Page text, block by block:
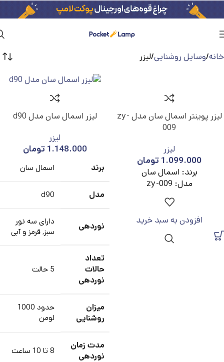
خانه وسایل روشنایی لیزر
لیزر پوینتر اسمال سان مدل zy-
009
لیزر
1.099.000 تومان
برند: اسمال سان
مدل: zy-009
افزودن به سبد خرید
لیزر اسمال سان مدل d90
لیزر
1.148.000 تومان
برند اسمال سان
مدل d90
نوردهی
دارای سه نور
سبز, قرمز و آبی
تعداد
حالات
نوردهی
5 حالت
میزان
روشنایی
حدود 1000
لومن
مدت زمان
نوردهی
8 تا 10 ساعت